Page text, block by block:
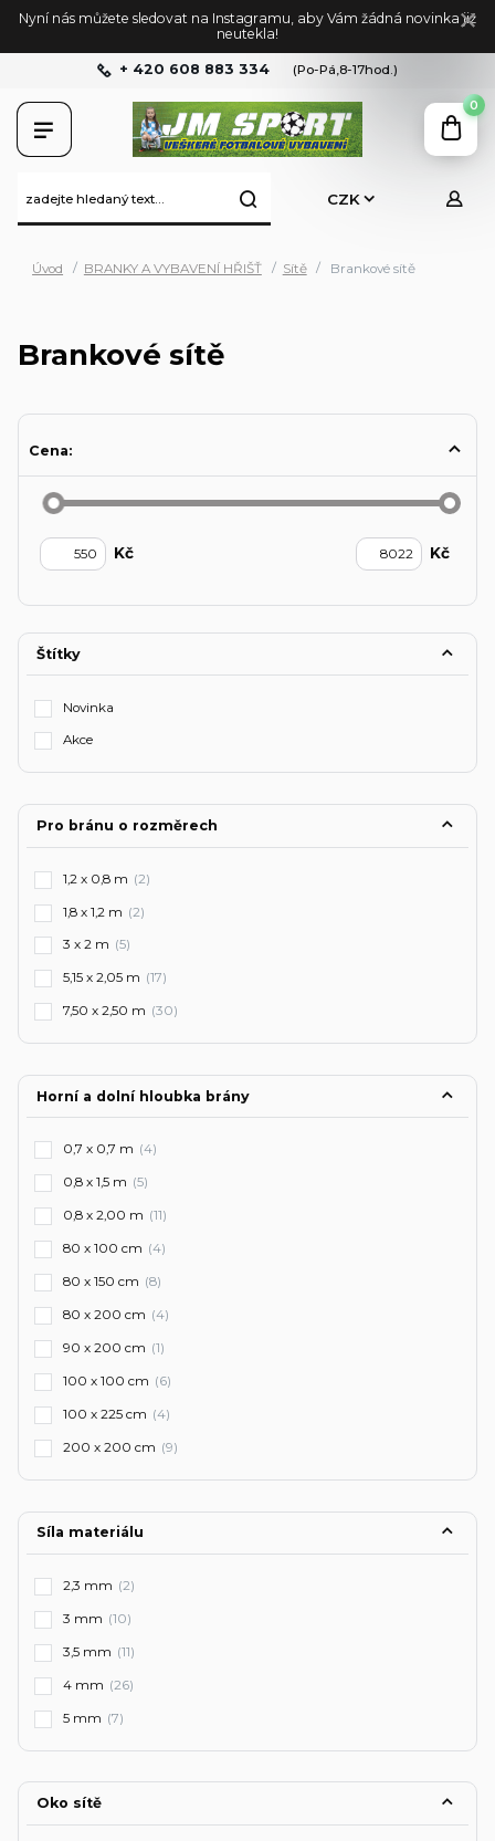
Nyní nás můžete sledovat na Instagramu, aby Vám žádná novinka již
neutekla!
CZK
+ 420 608 883 334 (Po-Pá,8-17hod.)
0
Úvod BRANKY A VYBAVENÍ HŘIŠŤ Sítě Brankové sítě
Brankové sítě
Cena:
Kč Kč
Štítky
Novinka
Akce
Pro bránu o rozměrech
1,2 x 0,8 m (2)
1,8 x 1,2 m (2)
3 x 2 m (5)
5,15 x 2,05 m (17)
7,50 x 2,50 m (30)
Horní a dolní hloubka brány
0,7 x 0,7 m (4)
0,8 x 1,5 m (5)
0,8 x 2,00 m (11)
80 x 100 cm (4)
80 x 150 cm (8)
80 x 200 cm (4)
90 x 200 cm (1)
100 x 100 cm (6)
100 x 225 cm (4)
200 x 200 cm (9)
Síla materiálu
2,3 mm (2)
3 mm (10)
3,5 mm (11)
4 mm (26)
5 mm (7)
Oko sítě